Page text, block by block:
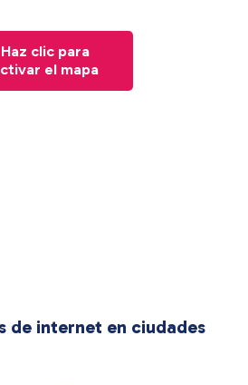
Haz clic para
el mapa
de internet en ciudades